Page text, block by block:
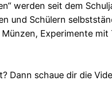
werden seit dem
und Schülern
Experimente
Dann schaue dir die